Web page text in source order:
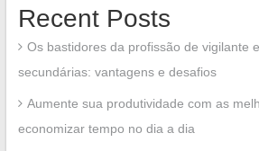
Recent Posts
Os bastidores da profissão de vigilante
secundárias: vantagens e desafios
Aumente sua produtividade com as
economizar tempo no dia a dia